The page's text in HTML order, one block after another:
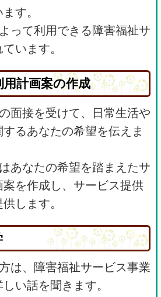
す。
って利用できる障害福祉サ
います。
計画案の作成
面接を受けて、日常生活や
るあなたの希望を伝えま
あなたの希望を踏まえたサ
を作成し、サービス提供
します。
は、障害福祉サービス事業
い話を聞きます。